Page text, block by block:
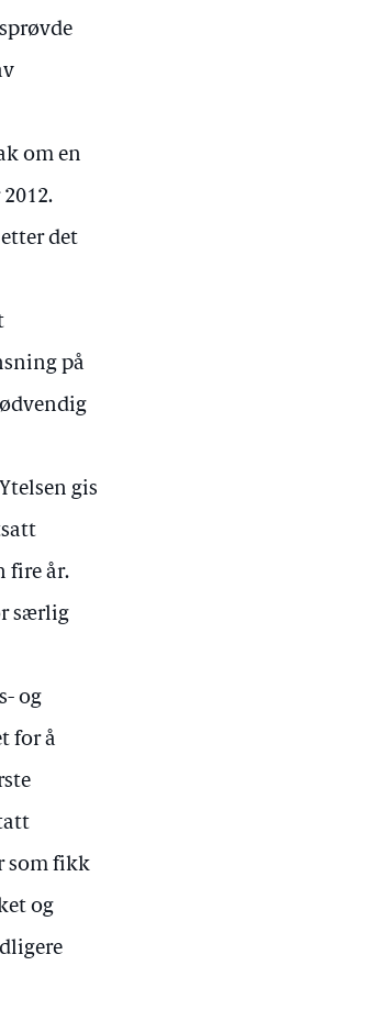
om en
det
på
gis
fire år.
særlig
og
for å
som fikk
og